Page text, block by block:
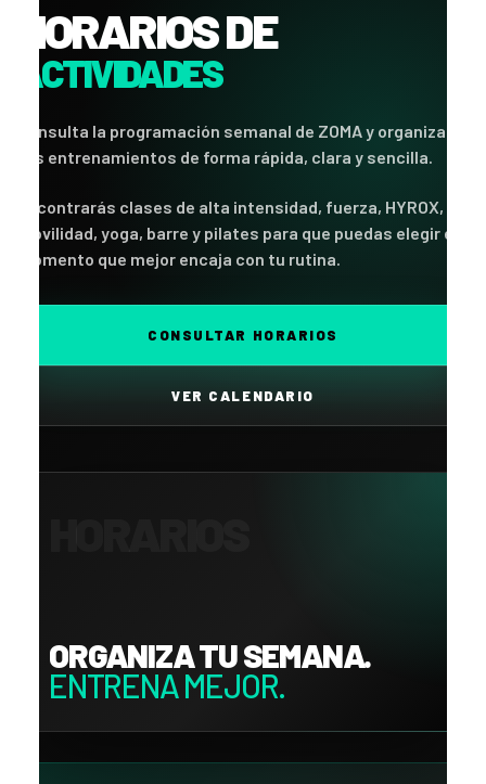
HORARIOS DE
ACTIVIDADES
Consulta la programación semanal de ZOMA y organiza
tus entrenamientos de forma rápida, clara y sencilla.
Encontrarás clases de alta intensidad, fuerza, HYROX,
movilidad, yoga, barre y pilates para que puedas elegir el
momento que mejor encaja con tu rutina.
CONSULTAR HORARIOS
VER CALENDARIO
ORGANIZA TU SEMANA.
ENTRENA MEJOR.